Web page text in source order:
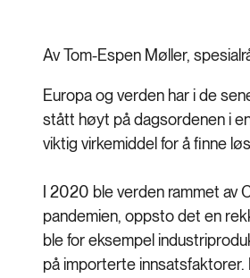
Av Tom-Espen Møller,
Europa og verden har i de
stått høyt på dagsordenen i
viktig virkemiddel for å finne
I 2020 ble verden rammet av
pandemien, oppsto det en
ble for eksempel
på importerte